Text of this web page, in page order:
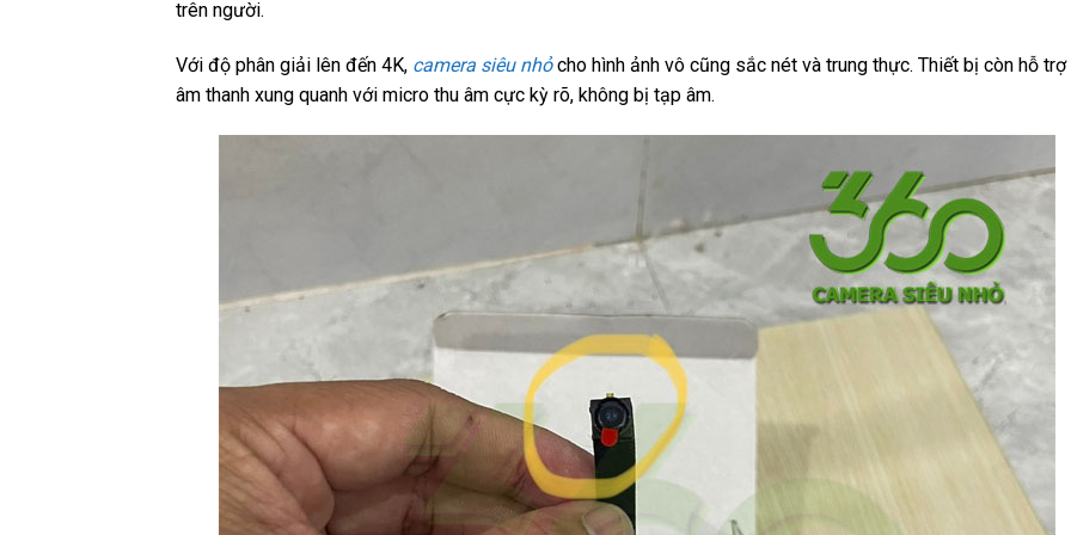
trên người.
Với độ phân giải lên đến 4K, camera siêu nhỏcho hình ảnh vô cũng sắc nét và trung thực. Thiết bị còn hỗ trợ
âm thanh xung quanh với micro thu âm cực kỳ rõ, không bị tạp âm.